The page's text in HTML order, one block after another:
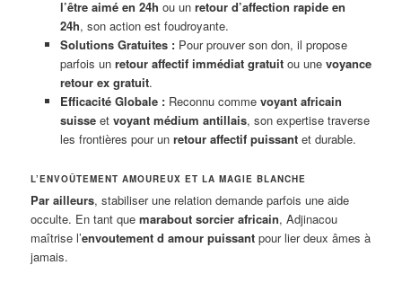
l’être aimé en 24h ou un retour d’affection rapide en
24h, son action est foudroyante.
Solutions Gratuites :Pour prouver son don, il propose
parfois un retour affectif immédiat gratuitou une voyance
retour ex gratuit.
Efficacité Globale :Reconnu comme voyant africain
suisseet voyant médium antillais, son expertise traverse
les frontières pour un retour affectif puissantet durable.
L’ENVOÛTEMENT AMOUREUX ET LA MAGIE BLANCHE
Par ailleurs, stabiliser une relation demande parfois une aide
occulte. En tant quemarabout sorcier africain, Adjinacou
maîtrise l’envoutement d amour puissant pour lier deux âmes à
jamais.